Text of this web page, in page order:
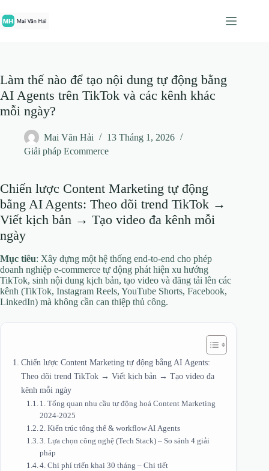
đến
phần
Làm thế nào để tạo nội dung tự động bằng
AI Agents trên TikTok và các kênh khác
mỗi ngày?
Mai Văn Hải
13 Tháng 1, 2026
Giải pháp Ecommerce
Chiến lược Content Marketing tự động
bằng AI Agents: Theo dõi trend TikTok →
Viết kịch bản → Tạo video đa kênh mỗi
ngày
Mục tiêu: Xây dựng một hệ thống end‑to‑end cho phép
doanh nghiệp e‑commerce tự động phát hiện xu hướng
TikTok, sinh nội dung kịch bản, tạo video và đăng tải lên các
kênh (TikTok, Instagram Reels, YouTube Shorts, Facebook,
LinkedIn) mà không cần can thiệp thủ công.
Chiến lược Content Marketing tự động bằng AI Agents:
Theo dõi trend TikTok → Viết kịch bản → Tạo video đa
kênh mỗi ngày
1. Tổng quan nhu cầu tự động hoá Content Marketing
2024‑2025
2. Kiến trúc tổng thể & workflow AI Agents
3. Lựa chọn công nghệ (Tech Stack) – So sánh 4 giải
pháp
4. Chi phí triển khai 30 tháng – Chi tiết